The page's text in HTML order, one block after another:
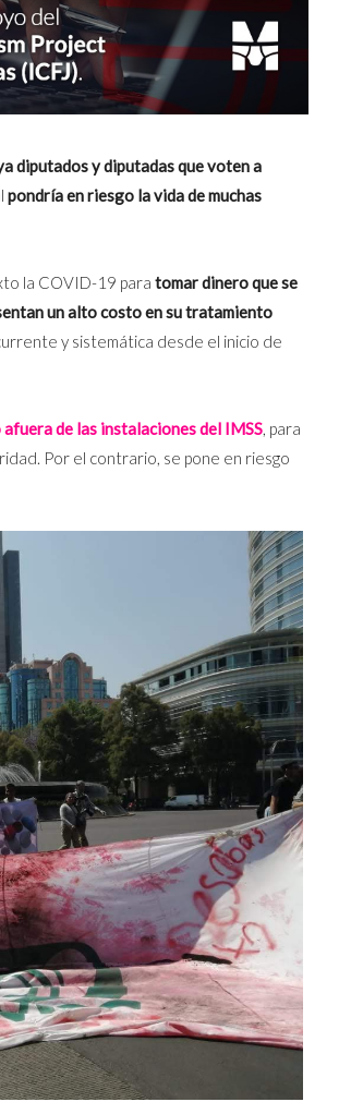
diputados y diputadas que voten a
pondría en riesgo la vida de muchas
la COVID-19 para tomar dinero que se
un alto costo en su tratamiento
y sistemática desde el inicio de
de las instalaciones del IMSS , para
Por el contrario, se pone en riesgo